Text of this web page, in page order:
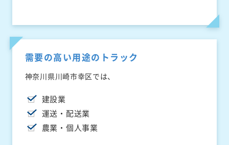
需要の高い用途のトラック
神奈川県川崎市幸区では、
建設業
運送・配送業
農業・個人事業